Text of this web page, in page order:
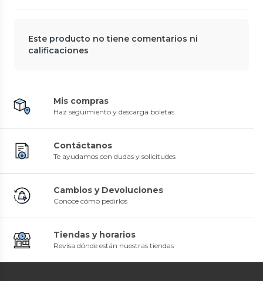
Este producto no tiene comentarios ni
calificaciones
Mis compras
Haz seguimiento y descarga boletas
Contáctanos
Te ayudamos con dudas y solicitudes
Cambios y Devoluciones
Conoce cómo pedirlos
Tiendas y horarios
Revisa dónde están nuestras tiendas